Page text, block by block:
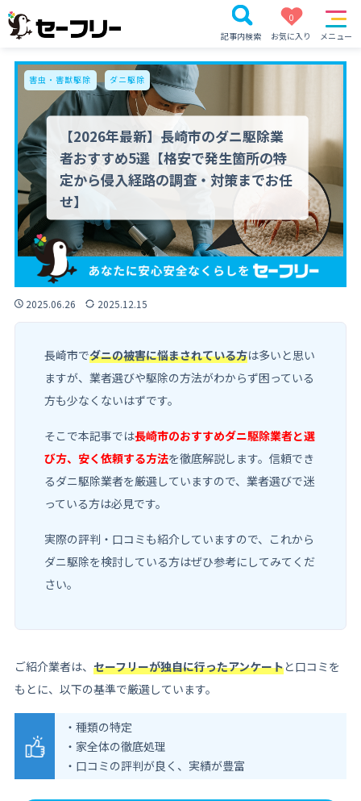
記事内検索
0
お気に入り
メニュー
【2026年最新】長崎市のダニ駆除業
者おすすめ5選【格安で発生箇所の特
定から侵入経路の調査・対策までお任
せ】
害虫・害獣駆除 ダニ駆除
2025.06.26 2025.12.15
長崎市でダニの被害に悩まされている方は多いと思い
ますが、業者選びや駆除の方法がわからず困っている
方も少なくないはずです。
そこで本記事では長崎市のおすすめダニ駆除業者と選
び方、安く依頼する方法を徹底解説します。信頼でき
るダニ駆除業者を厳選していますので、業者選びで迷
っている方は必見です。
実際の評判・口コミも紹介していますので、これから
ダニ駆除を検討している方はぜひ参考にしてみてくだ
さい。
ご紹介業者は、 セーフリーが独自に行ったアンケートと口コミを
もとに、以下の基準で厳選しています。
・種類の特定
・家全体の徹底処理
・口コミの評判が良く、実績が豊富